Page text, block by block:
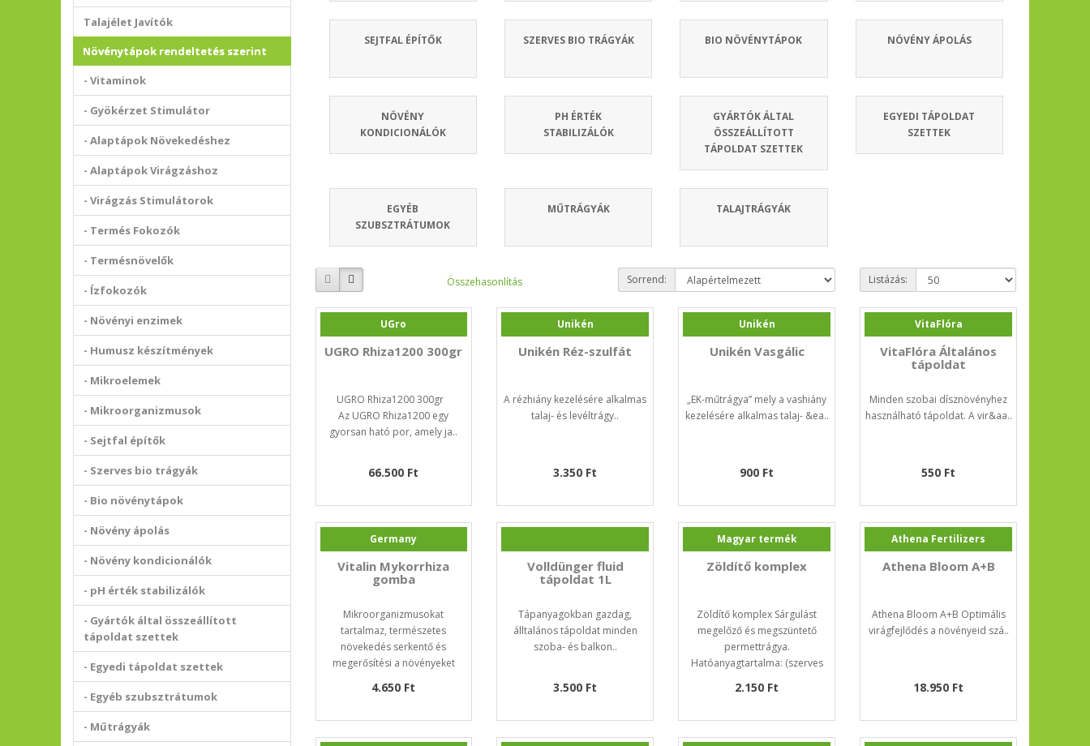
Talajélet Javítók
Növénytápok rendeltetés szerint
- Vitaminok
- Gyökérzet Stimulátor
- Alaptápok Növekedéshez
- Alaptápok Virágzáshoz
- Virágzás Stimulátorok
- Termés Fokozók
- Termésnövelők
- Ízfokozók
- Növényi enzimek
- Humusz készítmények
- Mikroelemek
- Mikroorganizmusok
- Sejtfal építők
- Szerves bio trágyák
- Bio növénytápok
- Növény ápolás
- Növény kondicionálók
- pH érték stabilizálók
- Gyártók által összeállított
tápoldat szettek
- Egyedi tápoldat szettek
- Egyéb szubsztrátumok
- Műtrágyák
SEJTFAL ÉPÍTŐK SZERVES BIO TRÁGYÁK BIO NÖVÉNYTÁPOK NÖVÉNY ÁPOLÁS
NÖVÉNY
KONDICIONÁLÓK
PH ÉRTÉK
STABILIZÁLÓK
GYÁRTÓK ÁLTAL
ÖSSZEÁLLÍTOTT
TÁPOLDAT SZETTEK
EGYEDI TÁPOLDAT
SZETTEK
EGYÉB
SZUBSZTRÁTUMOK
MŰTRÁGYÁK TALAJTRÁGYÁK
Összehasonlítás Sorrend: Listázás:
UGro
UGRO Rhiza1200 300gr
UGRO Rhiza1200 300gr
Az UGRO Rhiza1200 egy
gyorsan ható por, amely ja..
66.500 Ft
Unikén
Unikén Réz-szulfát
A rézhiány kezelésére alkalmas
talaj- és levéltrágy..
3.350 Ft
Unikén
Unikén Vasgálic
„EK-műtrágya” mely a vashiány
kezelésére alkalmas talaj- &ea..
900 Ft
VitaFlóra
VitaFlóra Általános
tápoldat
Minden szobai dísznövényhez
használható tápoldat. A vir&aa..
550 Ft
Germany
Vitalin Mykorrhiza
gomba
Mikroorganizmusokat
tartalmaz, természetes
növekedés serkentő és
megerősítési a növényeket
4.650 Ft
Volldünger fluid
tápoldat 1L
Tápanyagokban gazdag,
álltalános tápoldat minden
szoba- és balkon..
3.500 Ft
Magyar termék
Zöldítő komplex
Zöldítő komplex Sárgulást
megelőző és megszüntető
permettrágya.
Hatóanyagtartalma: (szerves
2.150 Ft
Athena Fertilizers
Athena Bloom A+B
Athena Bloom A+B Optimális
virágfejlődés a növényeid szá..
18.950 Ft